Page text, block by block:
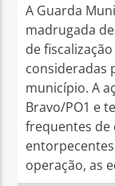
A Guarda
madrugada
de
consideradas
município. A
Bravo/PO1 e
frequentes de
operação, as